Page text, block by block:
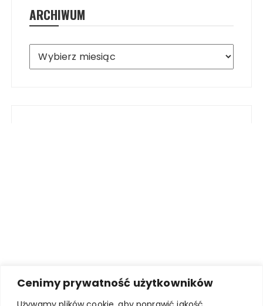
Cenimy prywatność użytkowników
ARCHIWUM
Archiwum